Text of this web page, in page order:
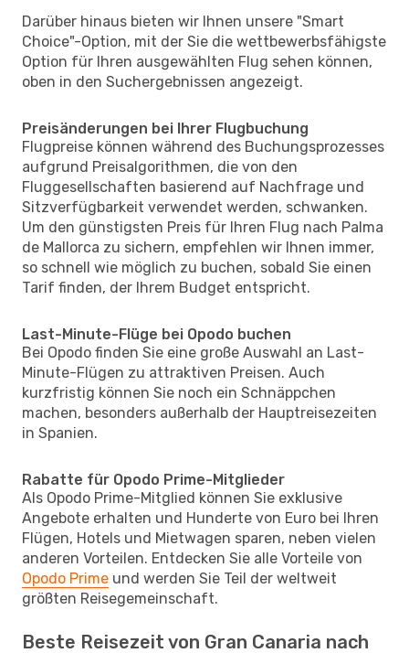
Darüber hinaus bieten wir Ihnen unsere "Smart
Choice"-Option, mit der Sie die wettbewerbsfähigste
Option für Ihren ausgewählten Flug sehen können,
oben in den Suchergebnissen angezeigt.
Preisänderungen bei Ihrer Flugbuchung
Flugpreise können während des Buchungsprozesses
aufgrund Preisalgorithmen, die von den
Fluggesellschaften basierend auf Nachfrage und
Sitzverfügbarkeit verwendet werden, schwanken.
Um den günstigsten Preis für Ihren Flug nach Palma
de Mallorca zu sichern, empfehlen wir Ihnen immer,
so schnell wie möglich zu buchen, sobald Sie einen
Tarif finden, der Ihrem Budget entspricht.
Last-Minute-Flüge bei Opodo buchen
Bei Opodo finden Sie eine große Auswahl an Last-
Minute-Flügen zu attraktiven Preisen. Auch
kurzfristig können Sie noch ein Schnäppchen
machen, besonders außerhalb der Hauptreisezeiten
in Spanien.
Rabatte für Opodo Prime-Mitglieder
Als Opodo Prime-Mitglied können Sie exklusive
Angebote erhalten und Hunderte von Euro bei Ihren
Flügen, Hotels und Mietwagen sparen, neben vielen
anderen Vorteilen. Entdecken Sie alle Vorteile von
Opodo Prime und werden Sie Teil der weltweit
größten Reisegemeinschaft.
Beste Reisezeit von Gran Canaria nach